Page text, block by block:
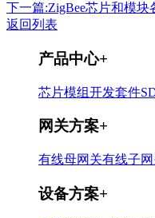
下一篇:ZigBee芯片和模块
返回列表
产品中心+
芯片模组开发套件
网关方案+
有线母网关有线子网
设备方案+